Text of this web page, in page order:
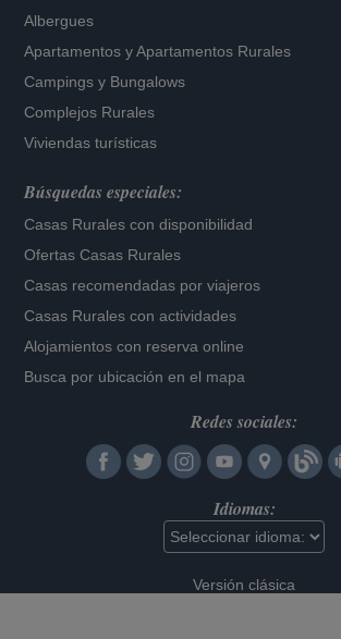
Albergues
Apartamentos yApartamentos Rurales
Campings y Bungalows
Complejos Rurales
Viviendas turísticas
Búsquedas especiales:
Casas Rurales con disponibilidad
Ofertas Casas Rurales
Casas recomendadas por viajeros
Casas Rurales con actividades
Alojamientos con reserva online
Busca por ubicación en el mapa
Redes sociales:
Idiomas:
Versión clásica